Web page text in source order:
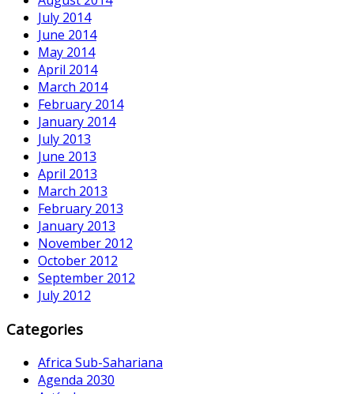
July 2014
June 2014
May 2014
April 2014
March 2014
February 2014
January 2014
July 2013
June 2013
April 2013
March 2013
February 2013
January 2013
November 2012
October 2012
September 2012
July 2012
Categories
Africa Sub-Sahariana
Agenda 2030